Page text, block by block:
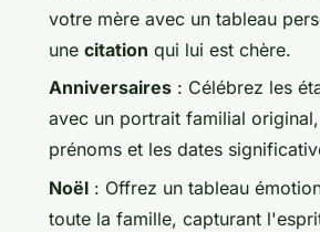
votre mère avec un tableau
une citation qui lui est chère.
Anniversaires : Célébrez les
avec un portrait familial
prénoms et les dates
Noël : Offrez un tableau
toute la famille, capturant